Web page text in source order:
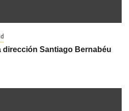
dirección Santiago Bernabéu